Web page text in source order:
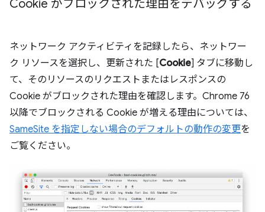
Cookie がブロックされた理由をデバッグする
ネットワーク アクティビティを記録したら、ネットワー
ク リソースを選択し、更新された [Cookie] タブに移動し
て、そのリソースのリクエストまたはレスポンスの
Cookie がブロックされた理由を確認します。Chrome 76
以降でブロックされる Cookie が増える理由については、
SameSite を指定しない場合のデフォルトの動作の変更を
ご覧ください。